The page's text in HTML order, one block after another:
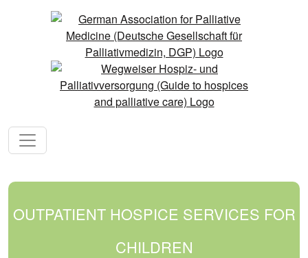
OUTPATIENT HOSPICE SERVICES FOR
CHILDREN